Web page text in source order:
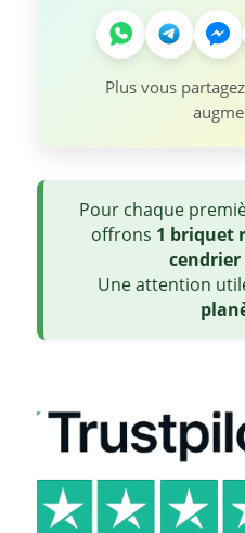
Plus vous
Pour chaque
offrons 1 briquet
cendrier
Une attention